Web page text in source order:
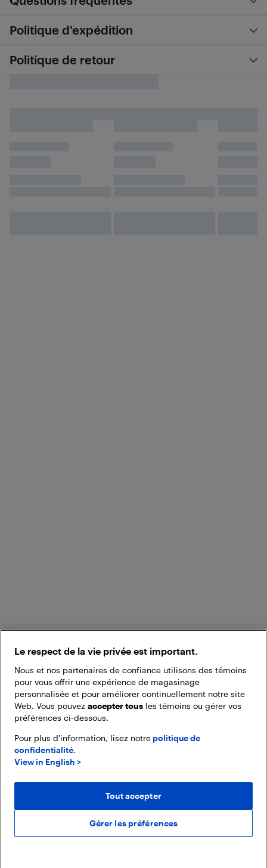
Politique d’expédition
Politique de retour
Le respect de la vie privée est important.
Nous et nos partenaires de confiance utilisons des témoins
pour vous offrir une expérience de magasinage
personnalisée et pour améliorer continuellement notre site
Web. Vous pouvez accepter tous les témoins ou gérer vos
préférences ci-dessous.
Pour plus d’information, lisez notre politique de
confidentialité.
View in English >
Gérer les préférences
Tout accepter